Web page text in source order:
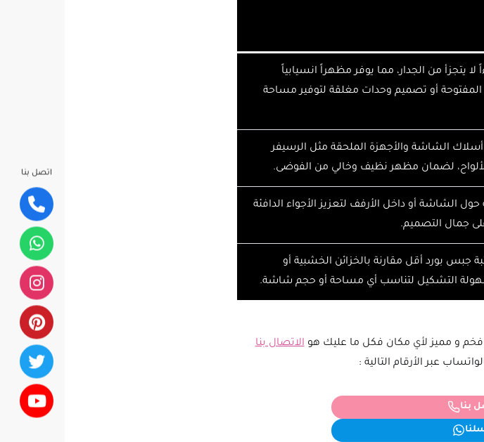
يتجزأ من الجدار، مما يوفر مظهراً انسيابياً
المفتوحة أو تصميم وحدات مغلقة لتوفير مساحة
الشاشة والأجهزة الملحقة مثل الرسيفر
لضمان مظهر نظيف وخالي من الفوضى.
الشاشة أو داخل الأرفف لتعزيز الأجواء الدافئة
جمال التصميم.
جبس بورد أقل مقارنة بالخزائن الخشبية أو
التشكيل لتناسب أي مساحة أو حجم شاشة.
و مميز لأي مكان فكل ما عليك هوالاتصال بنا
عبر الأرقام التالية :
بنا
اتصل بنا